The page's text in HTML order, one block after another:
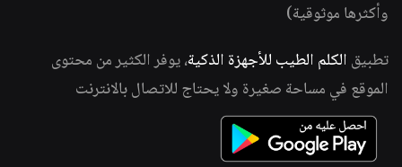
وأكثرها موثوقية)
تطبيق الكلم الطيب للأجهزة الذكية، يوفر الكثير من محتوى
الموقع في مساحة صغيرة ولا يحتاج للاتصال بالانترنت